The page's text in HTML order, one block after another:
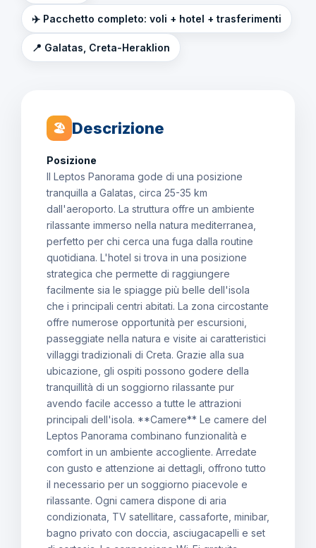
✈️ Pacchetto completo: voli + hotel + trasferimenti
📍 Galatas, Creta-Heraklion
🏖 Descrizione
Posizione
Il Leptos Panorama gode di una posizione
tranquilla a Galatas, circa 25-35 km
dall'aeroporto. La struttura offre un ambiente
rilassante immerso nella natura mediterranea,
perfetto per chi cerca una fuga dalla routine
quotidiana. L'hotel si trova in una posizione
strategica che permette di raggiungere
facilmente sia le spiagge più belle dell'isola
che i principali centri abitati. La zona circostante
offre numerose opportunità per escursioni,
passeggiate nella natura e visite ai caratteristici
villaggi tradizionali di Creta. Grazie alla sua
ubicazione, gli ospiti possono godere della
tranquillità di un soggiorno rilassante pur
avendo facile accesso a tutte le attrazioni
principali dell'isola. **Camere** Le camere del
Leptos Panorama combinano funzionalità e
comfort in un ambiente accogliente. Arredate
con gusto e attenzione ai dettagli, offrono tutto
il necessario per un soggiorno piacevole e
rilassante. Ogni camera dispone di aria
condizionata, TV satellitare, cassaforte, minibar,
bagno privato con doccia, asciugacapelli e set